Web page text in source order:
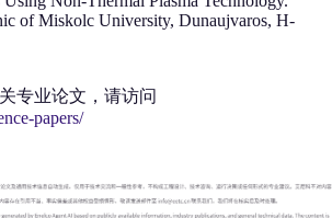
of Miskolc University, Dunaujvaros, H-
专业论文，请访问
papers/